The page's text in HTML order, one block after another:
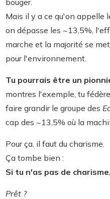
Mais il y a ce qu'on appelle
on dépasse les ~13,5%,
marche et la majorité se
pour l'environnement.
Tu pourrais être un
montres l'exemple, tu
faire grandir le groupe des
cap des ~13,5% où la
Pour ça, il faut du charisme.
Ça tombe bien :
Si tu n'as pas de
Prêt ?